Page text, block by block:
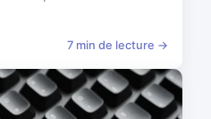
7 min de lecture →